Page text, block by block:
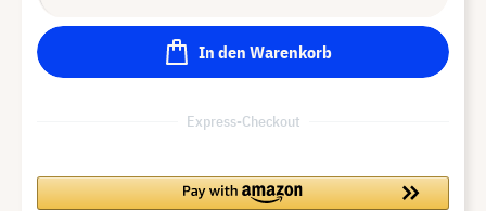
In den Warenkorb
Express-Checkout